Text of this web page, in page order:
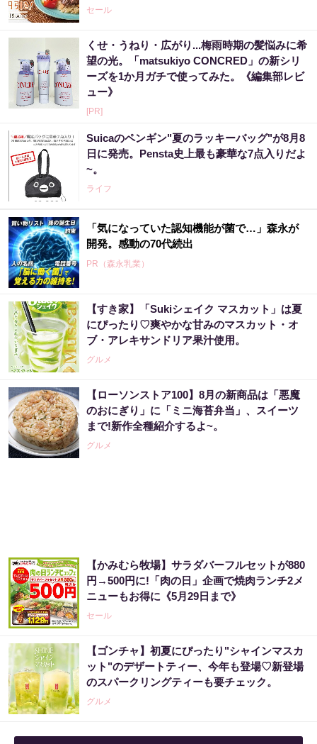
セール
くせ・うねり・広がり...梅雨時期の髪悩みに希
望の光。「matsukiyo CONCRED」の新シリ
ーズを1か月ガチで使ってみた。《編集部レビ
ュー》
[PR]
Suicaのペンギン"夏のラッキーバッグ"が8月8
日に発売。Pensta史上最も豪華な7点入りだよ
~。
ライフ
「気になっていた認知機能が菌で…」森永が
開発。感動の70代続出
PR（森永乳業）
【すき家】「Sukiシェイク マスカット」は夏
にぴったり♡爽やかな甘みのマスカット・オ
ブ・アレキサンドリア果汁使用。
グルメ
【ローソンストア100】8月の新商品は「悪魔
のおにぎり」に「ミニ海苔弁当」、スイーツ
まで!新作全種紹介するよ~。
グルメ
【かみむら牧場】サラダバーフルセットが880
円→500円に!「肉の日」企画で焼肉ランチ2メ
ニューもお得に《5月29日まで》
セール
【ゴンチャ】初夏にぴったり"シャインマスカ
ット"のデザートティー、今年も登場♡新登場
のスパークリングティーも要チェック。
グルメ